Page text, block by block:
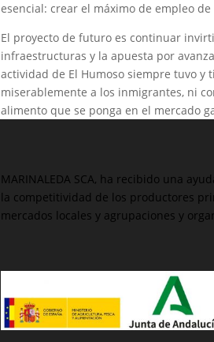
esencial: crear el máximo de empleo
El proyecto de futuro es continuar
infraestructuras y la apuesta por
actividad de El Humoso siempre tuvo
miserablemente a los inmigrantes, ni
alimento que se ponga en el mercado
MARINALEDA SCA, ha recibido una
la competitividad de los productores
mercados locales y agrupaciones y